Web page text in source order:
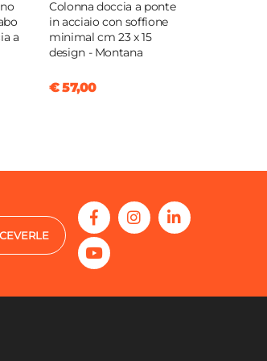
a
Colonna doccia a ponte
in acciaio con soffione
minimal cm 23 x 15
design - Montana
€ 57,00